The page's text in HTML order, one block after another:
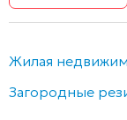
Жилая
Загородные